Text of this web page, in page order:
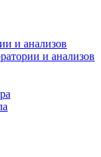
и анализов
и анализов